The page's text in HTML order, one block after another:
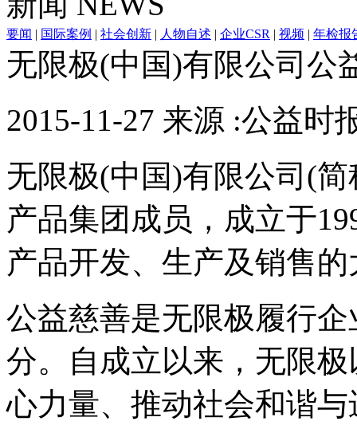
要闻 | 国际案例 | 社会创新 | 人物自述 | 企业CSR | 视频 | 年检报
无限极(中国)有限公司公
2015-11-27 来源 :公益时
无限极(中国)有限公司(
产品集团成员，成立于
产品开发、生产及销售
公益慈善是无限极履行
分。自成立以来，无限
心力量、推动社会和谐